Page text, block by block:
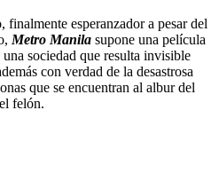
finalmente esperanzador a pesar del
Metro Manila supone una película
sociedad que resulta invisible
con verdad de la desastrosa
que se encuentran al albur del
felón.